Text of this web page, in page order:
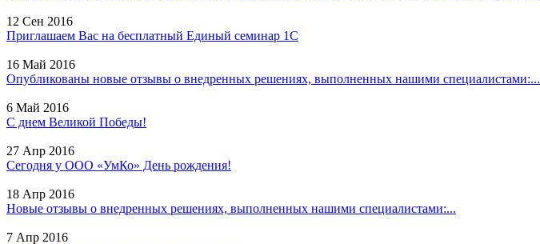
12 Сен 2016
Приглашаем Вас на бесплатный Единый семинар 1С
16 Май 2016
Опубликованы новые отзывы о внедренных решениях, выполненных нашими специалистами:...
6 Май 2016
С днем Великой Победы!
27 Апр 2016
Сегодня у ООО «УмКо» День рождения!
18 Апр 2016
Новые отзывы о внедренных решениях, выполненных нашими специалистами:...
7 Апр 2016